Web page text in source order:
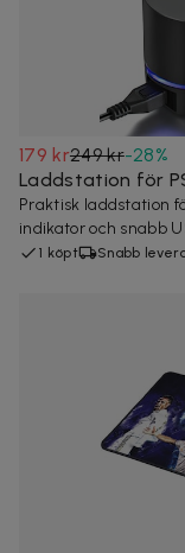
179 kr249 kr-28%
Laddstation för
Praktisk laddstation
indikator och snabb
1 köpt Snabb